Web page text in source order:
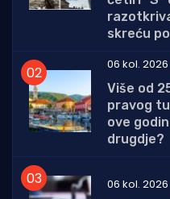
skreću
06 kol. 2026
Više od
pravog
ove
drugdje?
06 kol. 2026